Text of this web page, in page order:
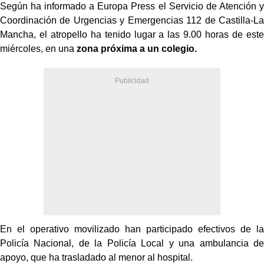
Según ha informado a Europa Press el Servicio de Atención y
Coordinación de Urgencias y Emergencias 112 de Castilla-La
Mancha, el atropello ha tenido lugar a las 9.00 horas de este
miércoles, en una zona próxima a un colegio.
En el operativo movilizado han participado efectivos de la
Policía Nacional, de la Policía Local y una ambulancia de
apoyo, que ha trasladado al menor al hospital.